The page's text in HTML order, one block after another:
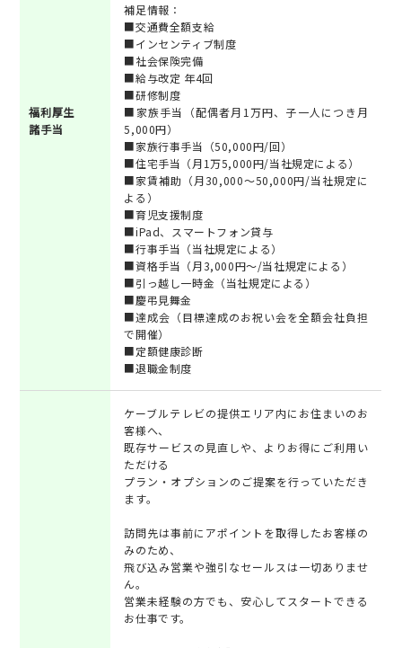
福利厚生
諸手当
補足情報：
■交通費全額支給
■インセンティブ制度
■社会保険完備
■給与改定 年4回
■研修制度
■家族手当（配偶者月1万円、子一人につき月
5,000円）
■家族行事手当（50,000円/回）
■住宅手当（月1万5,000円/当社規定による）
■家賃補助（月30,000～50,000円/当社規定に
よる）
■育児支援制度
■iPad、スマートフォン貸与
■行事手当（当社規定による）
■資格手当（月3,000円～/当社規定による）
■引っ越し一時金（当社規定による）
■慶弔見舞金
■達成会（目標達成のお祝い会を全額会社負担
で開催）
■定額健康診断
■退職金制度
ケーブルテレビの提供エリア内にお住まいのお
客様へ、
既存サービスの見直しや、よりお得にご利用い
ただける
プラン・オプションのご提案を行っていただき
ます。
訪問先は事前にアポイントを取得したお客様の
みのため、
飛び込み営業や強引なセールスは一切ありませ
ん。
営業未経験の方でも、安心してスタートできる
お仕事です。